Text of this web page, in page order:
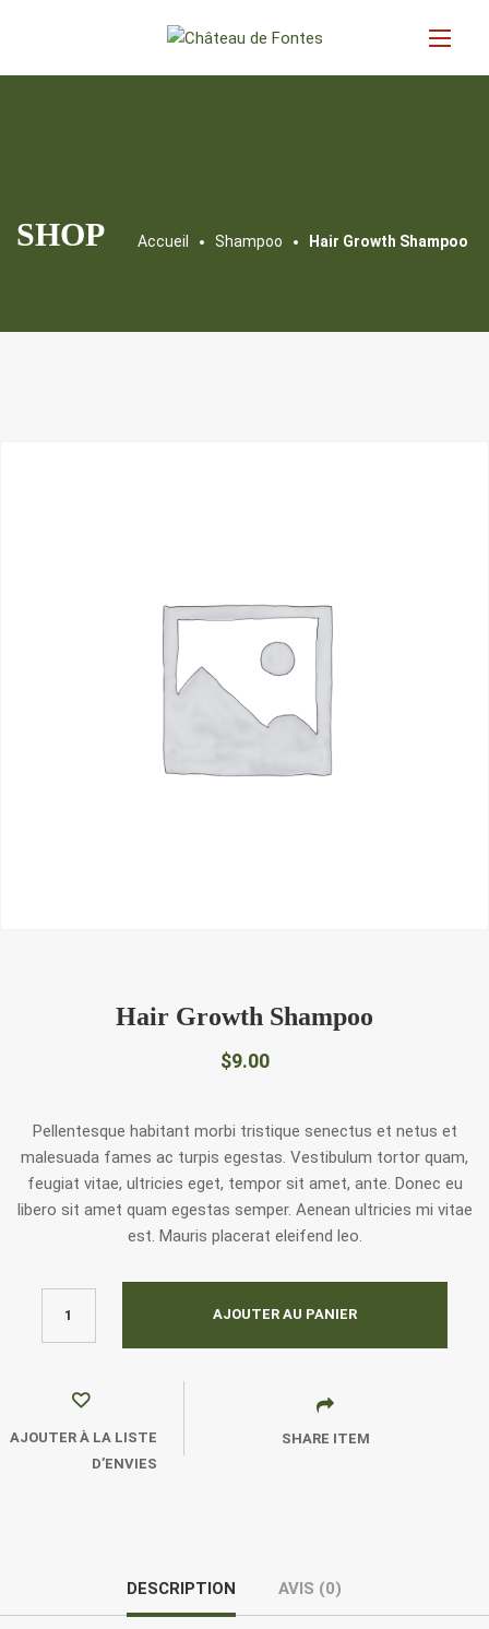
SHOP Accueil Shampoo Hair Growth Shampoo
Hair Growth Shampoo
$9.00
Pellentesque habitant morbi tristique senectus et netus et
malesuada fames ac turpis egestas. Vestibulum tortor quam,
feugiat vitae, ultricies eget, tempor sit amet, ante. Donec eu
libero sit amet quam egestas semper. Aenean ultricies mi vitae
est. Mauris placerat eleifend leo.
AJOUTER AU PANIER
AJOUTER À LA LISTE
D’ENVIES
SHARE ITEM
DESCRIPTION AVIS (0)